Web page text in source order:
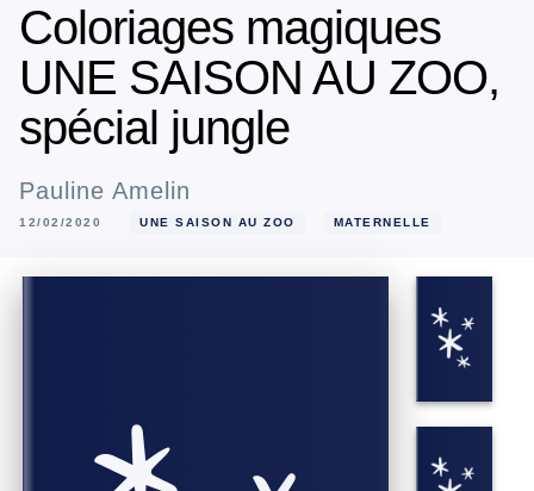
Coloriages magiques
UNE SAISON AU ZOO,
spécial jungle
Pauline Amelin
12/02/2020 UNE SAISON AU ZOO MATERNELLE